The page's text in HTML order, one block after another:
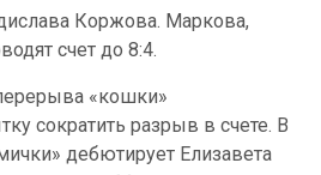
Коржова. Маркова,
счет до 8:4.
«кошки»
сократить разрыв в счете. В
дебютирует Елизавета